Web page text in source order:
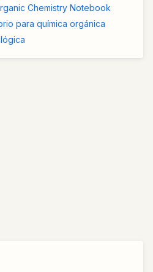
Chemistry Notebook
para química orgánica